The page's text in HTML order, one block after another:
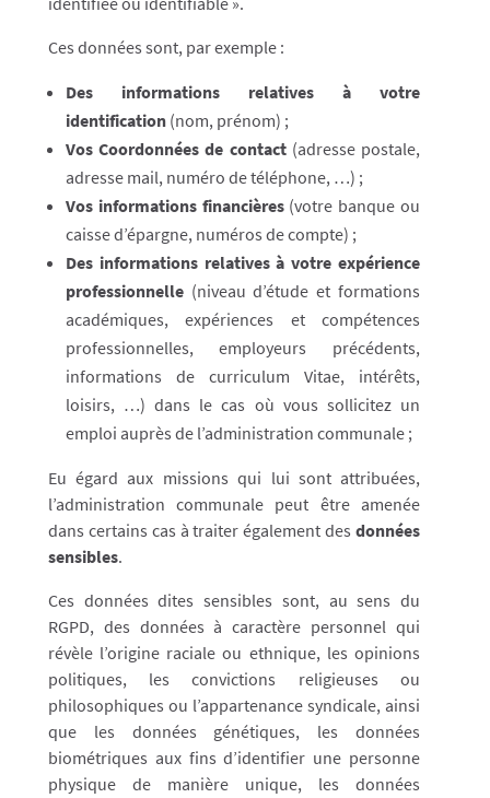
Ces données sont, par exemple :
Des informationsrelatives à votre
identification(nom, prénom) ;
Vos Coordonnées de contact(adresse postale,
adresse mail, numéro de téléphone, …) ;
Vos informations financières(votre banque ou
caisse d’épargne, numéros de compte) ;
Des informations relatives à votre expérience
professionnelle(niveau d’étude et formations
académiques, expériences et compétences
professionnelles, employeurs précédents,
informations de curriculum Vitae, intérêts,
loisirs, …) dans le cas où vous sollicitez un
emploi auprès de l’administration communale ;
Eu égard aux missions qui lui sont attribuées,
l’administration communale peut être amenée
dans certains cas à traiter également desdonnées
sensibles.
Ces données dites sensibles sont, au sens du
RGPD, des données à caractère personnel qui
révèle l’origine raciale ou ethnique, les opinions
politiques, les convictions religieuses ou
philosophiques ou l’appartenance syndicale, ainsi
que les données génétiques, les données
biométriques aux fins d’identifier une personne
physique de manière unique, les données